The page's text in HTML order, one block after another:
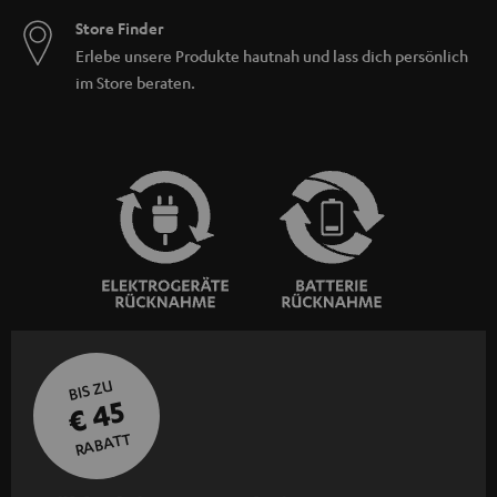
Mitteltonbereich, extrem potent im Bassbereich.
akustisch umso präsenter- High End und High Definition war noch nie so
dezent verpackt.
Heimkinokomplettanlage
Home Cinema Set
Store Finder
Erlebe unsere Produkte hautnah und lass dich persönlich
im Store beraten.
BIS ZU
€ 45
RABATT